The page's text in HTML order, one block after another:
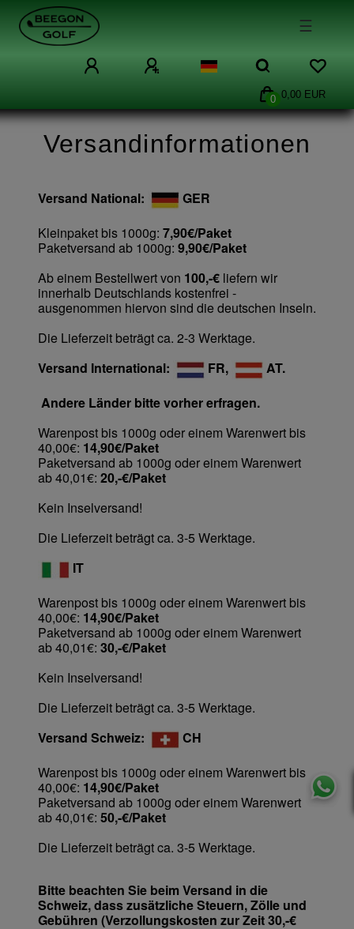
☰
0 0,00 EUR
Versandinformationen
Versand National:
GER
Kleinpaket bis 1000g: 7,90€/Paket
Paketversand ab 1000g: 9,90€/Paket
Ab einem Bestellwert von 100,-€ liefern wir
innerhalb Deutschlands kostenfrei -
ausgenommen hiervon sind die deutschen Inseln.
Die Lieferzeit beträgt ca. 2-3 Werktage.
Versand International:
FR,
AT.
Andere Länder bitte vorher erfragen.
Warenpost bis 1000g oder einem Warenwert bis
40,00€: 14,90€/Paket
Paketversand ab 1000g oder einem Warenwert
ab 40,01€: 20,-€/Paket
Kein Inselversand!
Die Lieferzeit beträgt ca. 3-5 Werktage.
IT
Warenpost bis 1000g oder einem Warenwert bis
40,00€: 14,90€/Paket
Paketversand ab 1000g oder einem Warenwert
ab 40,01€: 30,-€/Paket
Kein Inselversand!
Die Lieferzeit beträgt ca. 3-5 Werktage.
Versand Schweiz:
CH
Warenpost bis 1000g oder einem Warenwert bis
40,00€: 14,90€/Paket
Paketversand ab 1000g oder einem Warenwert
ab 40,01€: 50,-€/Paket
Die Lieferzeit beträgt ca. 3-5 Werktage.
Bitte beachten Sie beim Versand in die
Schweiz, dass zusätzliche Steuern, Zölle und
Gebühren (Verzollungskosten zur Zeit 30,-€